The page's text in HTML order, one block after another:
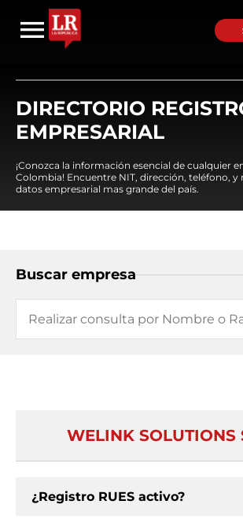
DIRECTORIO
EMPRESARIAL
¡Conozca la información esencial de cualquier
Colombia! Encuentre NIT, dirección, teléfono, y
datos empresarial mas grande del país.
Buscar empresa
WELINK SOLUTIONS
¿Registro RUES activo?